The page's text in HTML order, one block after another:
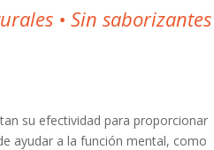
• Sin saborizantes
su efectividad para proporcionar
ayudar a la función mental, como